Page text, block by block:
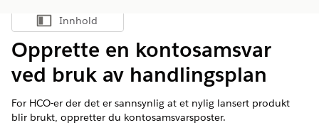
Vis innholdsfortegnelse
Innhold
Opprette en kontosamsvar
ved bruk av handlingsplan
For HCO-er der det er sannsynlig at et nylig lansert produkt
blir brukt, oppretter du kontosamsvarsposter.